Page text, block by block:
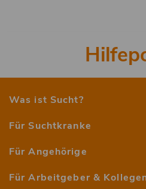
Hilfeportal
2.
Ebene
Was ist Sucht?
Für Suchtkranke
Für Angehörige
Für Arbeitgeber &